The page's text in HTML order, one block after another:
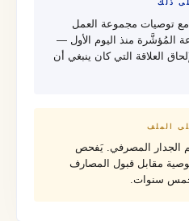
ذلك
مع توصيات مجموعة العمل
المُؤشَّرة منذ اليوم الأول —
العلاقة التي كان ينبغي أن
الجدار المصرفي. يَفحص
توصية مقابل قبول المصارف
خمس سنوات.